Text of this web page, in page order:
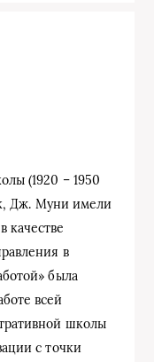
(1920 – 1950
Дж. Муни имели
качестве
в
была
всей
школы
с точки